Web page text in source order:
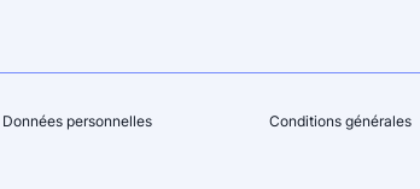
Données personnelles Conditions générales